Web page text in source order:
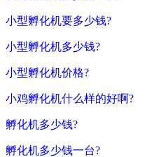
小型孵化机要多少钱?
小型孵化机多少钱?
小型孵化机价格?
小鸡孵化机什么样的好啊?
孵化机多少钱?
孵化机多少钱一台?